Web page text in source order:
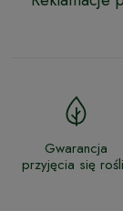
Gwarancja
przyjęcia się